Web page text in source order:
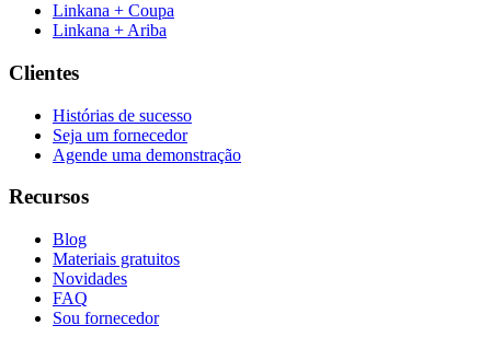
Linkana + Coupa
Linkana + Ariba
Clientes
Histórias de sucesso
Seja um fornecedor
Agende uma demonstração
Recursos
Blog
Materiais gratuitos
Novidades
FAQ
Sou fornecedor